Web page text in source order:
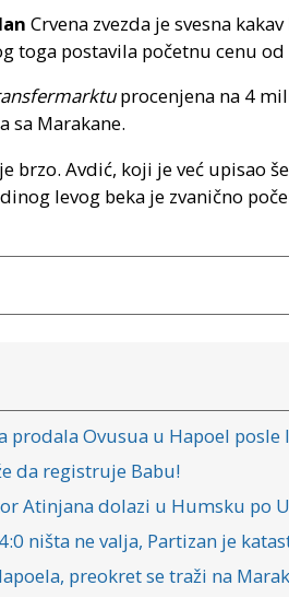
Crvena zvezda je svesna
toga postavila početnu cenu od
procenjena na 4
sa Marakane.
brzo. Avdić, koji je već upisao
levog beka je zvanično
prodala Ovusua u Hapoel
da registruje Babu!
Atinjana dolazi u Humsku po
ništa ne valja, Partizan je
preokret se traži na